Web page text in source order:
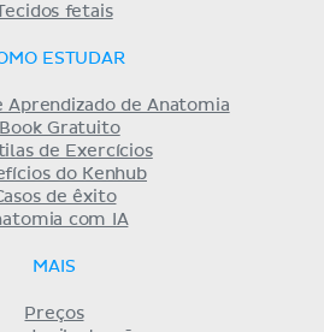
Tecidos fetais
ESTUDAR
Aprendizado de Anatomia
Gratuito
de Exercícios
do Kenhub
de êxito
com IA
MAIS
Preços